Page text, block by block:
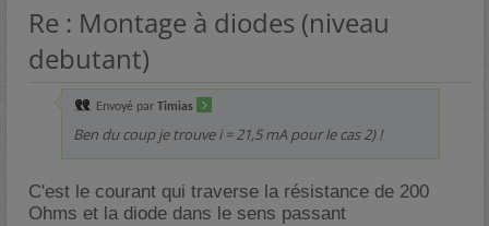
Re : Montage à diodes (niveau
debutant)
Envoyé par Timias
Ben du coup je trouve i = 21,5 mA pour le cas 2) !
C'est le courant qui traverse la résistance de 200
Ohms et la diode dans le sens passant